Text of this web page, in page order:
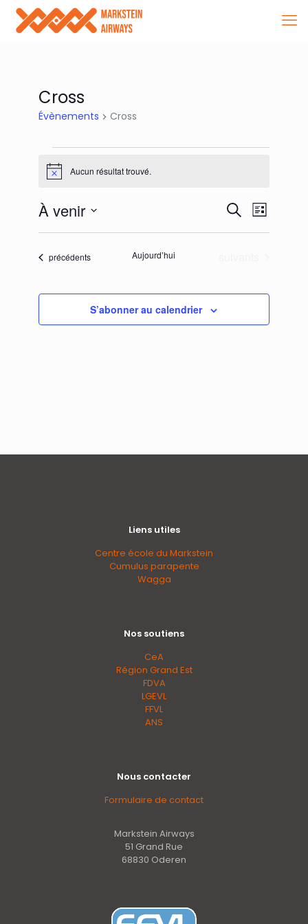
Cross
Évènements Cross
Évènements
NoticeAucun résultat trouvé.
et
vues
Recherche
Liste
À venir
date.
Évènements
précédents Aujourd’hui
S’abonner au calendrier
Liens utiles
Centre école du Markstein
Cumulus parapente
Wagga
Nos soutiens
CeA
Région Grand Est
FDVA
LGEVL
FFVL
ANS
Nous contacter
Formulaire de contact
Markstein Airways
51 Grand Rue
68830 Oderen